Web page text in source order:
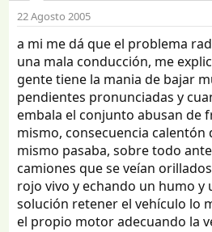
22 Agosto 2005
a mi me dá que el problema
una mala conducción, me
gente tiene la mania de bajar
pendientes pronunciadas y
embala el conjunto abusan de
mismo, consecuencia calentón
mismo pasaba, sobre todo
camiones que se veían
rojo vivo y echando un humo y
solución retener el vehículo lo
el propio motor adecuando la